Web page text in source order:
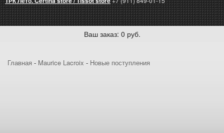
Ваш заказ: 0 руб.
Главная - Maurice Lacroix - Новые поступления